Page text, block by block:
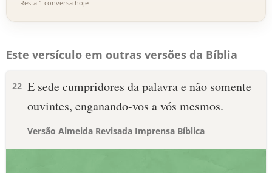
Resta 1 conversa hoje
Este versículo em outras versões da Bíblia
22 E sede cumpridores da palavra e não somente
ouvintes, enganando-vos a vós mesmos.
Versão Almeida Revisada Imprensa Bíblica